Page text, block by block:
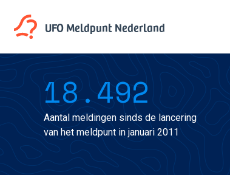
UFO MeldpuntNederland
18.492
Aantal meldingen sinds de lancering
van het meldpunt in januari 2011